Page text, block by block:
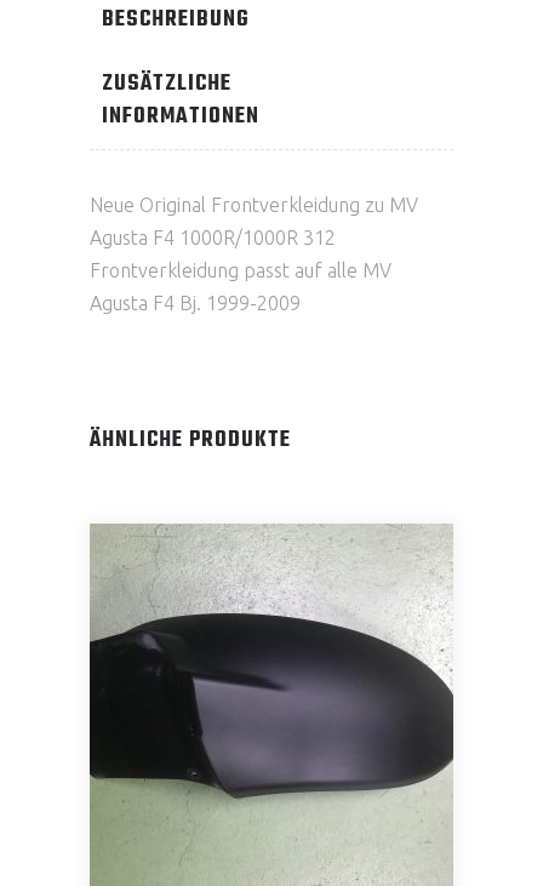
BESCHREIBUNG
ZUSÄTZLICHE
INFORMATIONEN
Neue Original Frontverkleidung zu MV
Agusta F4 1000R/1000R 312
Frontverkleidung passt auf alle MV
Agusta F4 Bj. 1999-2009
ÄHNLICHE PRODUKTE